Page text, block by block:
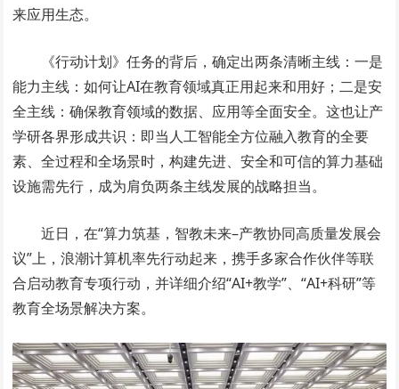
来应用生态。
《行动计划》任务的背后，确定出两条清晰主线：一是
能力主线：如何让AI在教育领域真正用起来和用好；二是安
全主线：确保教育领域的数据、应用等全面安全。这也让产
学研各界形成共识：即当人工智能全方位融入教育的全要
素、全过程和全场景时，构建先进、安全和可信的算力基础
设施需先行，成为肩负两条主线发展的战略担当。
近日，在“算力筑基，智教未来–产教协同高质量发展会
议”上，浪潮计算机率先行动起来，携手多家合作伙伴等联
合启动教育专项行动，并详细介绍“AI+教学”、“AI+科研”等
教育全场景解决方案。